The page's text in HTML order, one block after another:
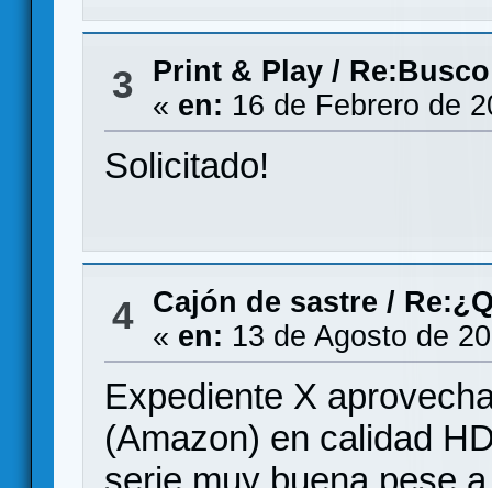
3 Print & Play/
« en: 16 de Febrero de
Solicitado!
4 Cajón de sastre /
« en: 13 de Agosto de
Expediente X
(Amazon) en calidad
serie muy buena pese